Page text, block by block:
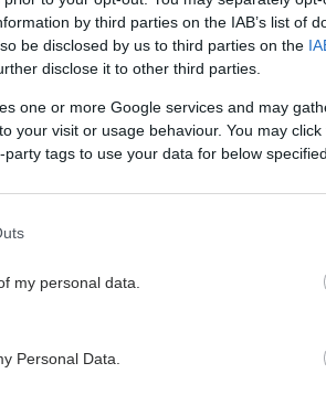
by third parties on the IAB’s list of
be disclosed by us to third parties on the
disclose it to other third parties.
one or more Google services and may
your visit or usage behaviour. You may
tags to use your data for below
my personal data.
Personal Data.
18 έως και την
στην Κω. Συγκεκριμένα, οι
Νοσοκομείο Κω και η δράση
του Δήμου Κω και του
σε συνεργασία με:
Ρομά Δήμου Κω
κέντρο του Συλλόγου